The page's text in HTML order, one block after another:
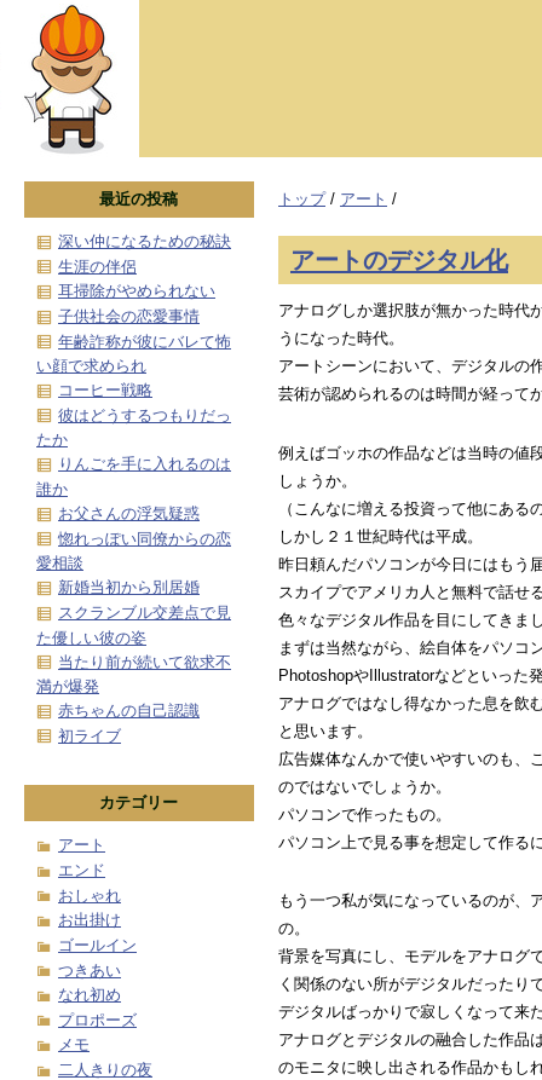
トップ/ アート /
アートのデジタル化
アナログしか選択肢が無かった時代
うになった時代。
アートシーンにおいて、デジタルの
芸術が認められるのは時間が経って
例えばゴッホの作品などは当時の値
しょうか。
（こんなに増える投資って他にある
しかし２１世紀時代は平成。
昨日頼んだパソコンが今日にはもう
スカイプでアメリカ人と無料で話せ
色々なデジタル作品を目にしてきま
まずは当然ながら、絵自体をパソコ
PhotoshopやIllustratorなどといった
アナログではなし得なかった息を飲
と思います。
広告媒体なんかで使いやすいのも、
のではないでしょうか。
パソコンで作ったもの。
パソコン上で見る事を想定して作る
もう一つ私が気になっているのが、
の。
背景を写真にし、モデルをアナログ
く関係のない所がデジタルだったり
デジタルばっかりで寂しくなって来
アナログとデジタルの融合した作品
のモニタに映し出される作品かもし
最近の投稿
深い仲になるための秘訣
生涯の伴侶
耳掃除がやめられない
子供社会の恋愛事情
年齢詐称が彼にバレて怖
い顔で求められ
コーヒー戦略
彼はどうするつもりだっ
たか
りんごを手に入れるのは
誰か
お父さんの浮気疑惑
惚れっぽい同僚からの恋
愛相談
新婚当初から別居婚
スクランブル交差点で見
た優しい彼の姿
当たり前が続いて欲求不
満が爆発
赤ちゃんの自己認識
初ライブ
カテゴリー
アート
エンド
おしゃれ
お出掛け
ゴールイン
つきあい
なれ初め
プロポーズ
メモ
二人きりの夜